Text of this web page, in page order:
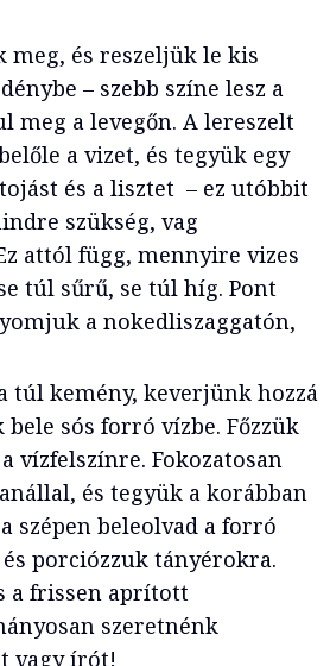
meg, és reszeljük le kis
– szebb színe lesz a
meg a levegőn. A lereszelt
a vizet, és tegyük egy
és a lisztet – ez utóbbit
szükség, vag
attól függ, mennyire vizes
túl sűrű, se túl híg. Pont
a nokedliszaggatón,
túl kemény, keverjünk hozzá
sós forró vízbe. Főzzük
vízfelszínre. Fokozatosan
és tegyük a korábban
szépen beleolvad a forró
porciózzuk tányérokra.
a frissen aprított
szeretnénk
vagy írót!